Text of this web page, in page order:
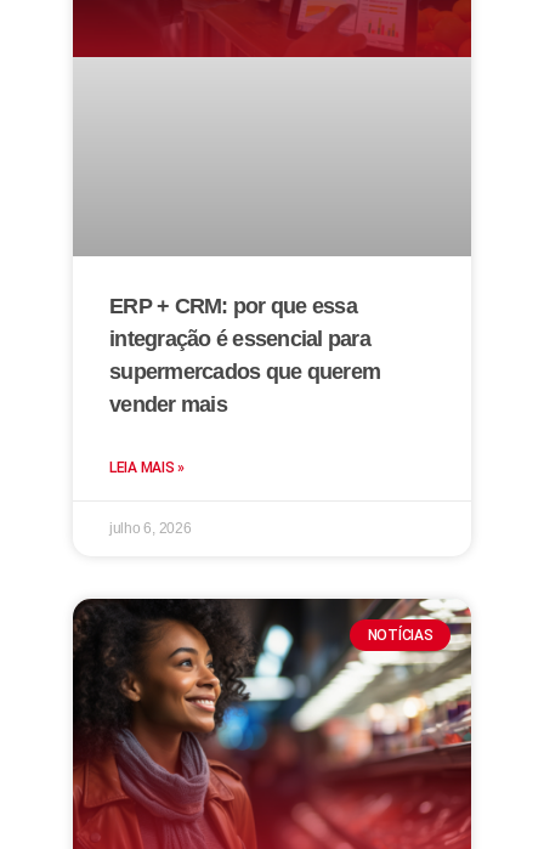
ERP + CRM: por que essa
integração é essencial para
supermercados que querem
vender mais
LEIA MAIS »
julho 6, 2026
NOTÍCIAS